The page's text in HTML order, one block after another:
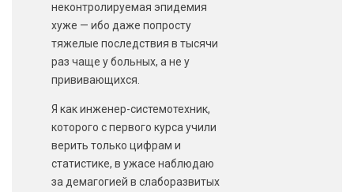
неконтролируемая эпидемия
хуже — ибо даже попросту
тяжелые последствия в тысячи
раз чаще у больных, а не у
прививающихся.
Я как инженер-системотехник,
которого с первого курса учили
верить только цифрам и
статистике, в ужасе наблюдаю
за демагогией в слаборазвитых